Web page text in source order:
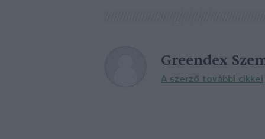
Greendex
A szerző további cikkei